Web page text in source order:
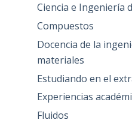
Ciencia e Ingeniería
Compuestos
Docencia de la
materiales
Estudiando en el
Experiencias
Fluidos